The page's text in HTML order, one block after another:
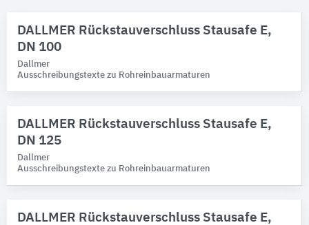
Dallmer
Marken
Produktkategorie
Funktionsarmaturen
Sicherungsarmaturen
Bitte auswählen
DALLMER Rückstauverschluss Stausafe E,
DN 100
Dallmer
Ausschreibungstexte zu Rohreinbauarmaturen
DALLMER Rückstauverschluss Stausafe E,
DN 125
Dallmer
Ausschreibungstexte zu Rohreinbauarmaturen
DALLMER Rückstauverschluss Stausafe E,